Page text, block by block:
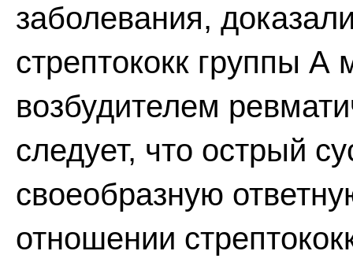
заболевания,
стрептококк группы А
возбудителем
следует, что острый
своеобразную
отношении